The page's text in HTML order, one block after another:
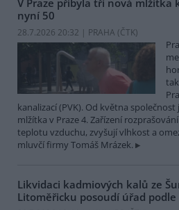
V Praze přibyla tři nová mlžítka
nyní 50
28.7.2026 20:32 | PRAHA (ČTK)
kanalizací (PVK). Od května
mlžítka v Praze 4. Zařízení
teplotu vzduchu, zvyšují vlhkost a
mluvčí firmy Tomáš Mrázek.
Likvidaci kadmiových kalů ze
Litoměřicku posoudí úřad podle